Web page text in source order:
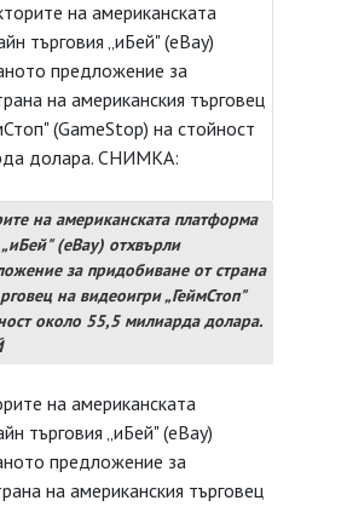
на американската платформа
(eBay) отхвърли
за придобиване от страна
на видеоигри „ГеймСтоп"
около 55,5 милиарда долара.
на американската
търговия „иБей" (eBay)
предложение за
на американския търговец